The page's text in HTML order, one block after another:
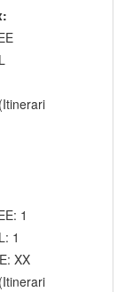
1
1
XX